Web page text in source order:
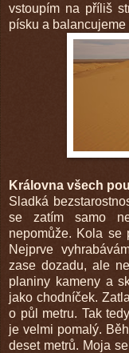
vstoupím na příliš
písku a
Královna všech
Sladká
se zatím samo
nepomůže. Kola se
Nejprve
zase dozadu, ale
planiny kameny a
jako chodníček.
o půl metru. Tak
je velmi pomalý.
deset metrů. Moja